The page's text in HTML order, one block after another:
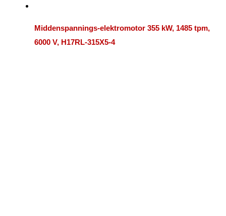
Middenspannings-elektromotor 355 kW, 1485 tpm,
6000 V, H17RL-315X5-4